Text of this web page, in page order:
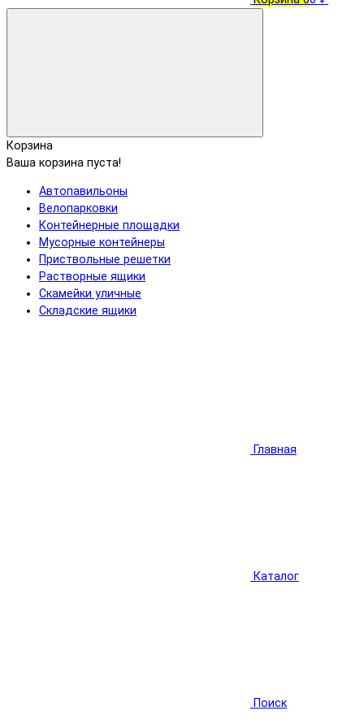
Корзина
Ваша корзина пуста!
Автопавильоны
Велопарковки
Контейнерные площадки
Мусорные контейнеры
Приствольные решетки
Растворные ящики
Скамейки уличные
Складские ящики
Главная
Каталог
Поиск